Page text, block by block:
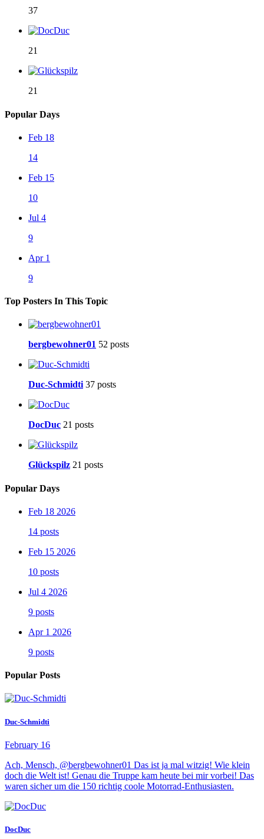
37
21
21
Popular Days
Feb 18
14
Feb 15
10
Jul 4
9
Apr 1
9
Top Posters In This Topic
bergbewohner01 52 posts
Duc-Schmidti 37 posts
DocDuc 21 posts
Glückspilz 21 posts
Popular Days
Feb 18 2026
14 posts
Feb 15 2026
10 posts
Jul 4 2026
9 posts
Apr 1 2026
9 posts
Popular Posts
Duc-Schmidti
February 16
Ach, Mensch, @bergbewohner01 Das ist ja mal witzig! Wie klein
doch die Welt ist! Genau die Truppe kam heute bei mir vorbei! Das
waren sicher um die 150 richtig coole Motorrad-Enthusiasten.
DocDuc